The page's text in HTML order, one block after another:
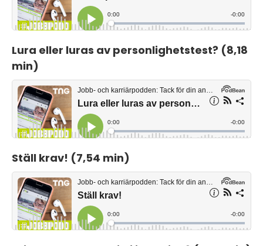
Lura eller luras av personlighetstest? (8,18
min)
Ställ krav! (7,54 min)